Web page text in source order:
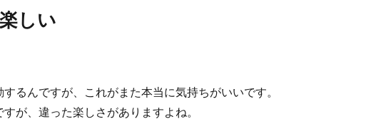
しい
るんですが、これがまた本当に気持ちがいいです。
が、違った楽しさがありますよね。